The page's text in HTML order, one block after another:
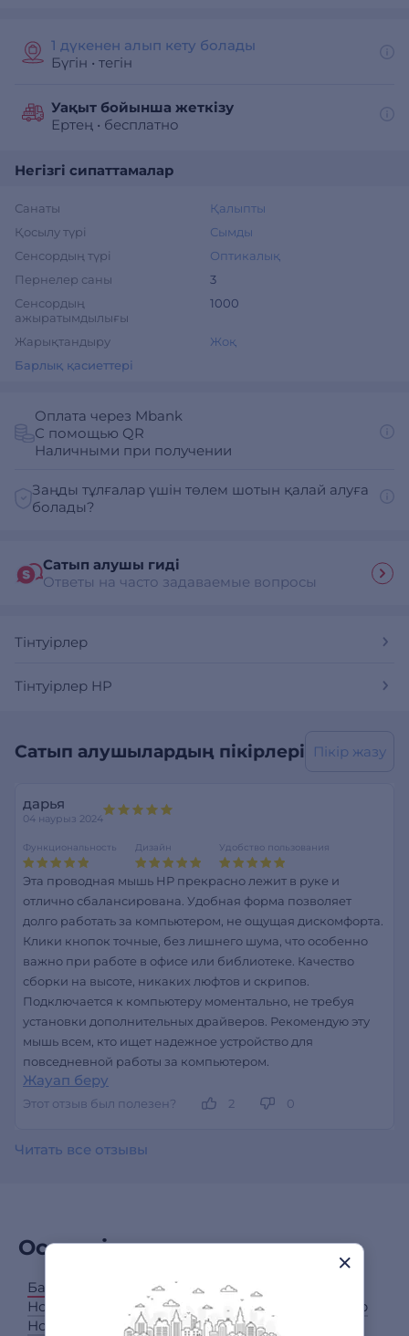
1 дүкенен алып кету болады
Бүгін • тегін
Уақыт бойынша жеткізу
Ертең • бесплатно
Негізгі сипаттамалар
Санаты
Қалыпты
Қосылу түрі
Сымды
Сенсордың түрі
Оптикалық
Пернелер саны
3
Сенсордың
ажыратымдылығы
1000
Жарықтандыру
Жоқ
Барлық қасиеттері
Оплата через Mbank
С помощью QR
Наличными при получении
Заңды тұлғалар үшін төлем шотын қалай алуға
болады?
Сатып алушы гиді
Ответы на часто задаваемые вопросы
Тінтуірлер
Тінтуірлер HP
Сатып алушылардың пікірлері Пікір жазу
дарья
04 наурыз 2024
Функциональность Дизайн Удобство пользования
Эта проводная мышь HP прекрасно лежит в руке и
отлично сбалансирована. Удобная форма позволяет
долго работать за компьютером, не ощущая дискомфорта.
Клики кнопок точные, без лишнего шума, что особенно
важно при работе в офисе или библиотеке. Качество
сборки на высоте, никаких люфтов и скрипов.
Подключается к компьютеру моментально, не требуя
установки дополнительных драйверов. Рекомендую эту
мышь всем, кто ищет надежное устройство для
повседневной работы за компьютером.
Жауап беру
Этот отзыв был полезен? 2 0
Читать все отзывы
Осы өніммен сатып алдым
Барлық категориялар
Ноутбуктер
Ноутбукка арналған иыққаптар және сөмкелер
Ноутбуктерге арналған пакеттер